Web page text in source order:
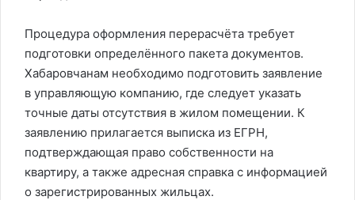
Процедура оформления перерасчёта требует
подготовки определённого пакета документов.
Хабаровчанам необходимо подготовить заявление
в управляющую компанию, где следует указать
точные даты отсутствия в жилом помещении. К
заявлению прилагается выписка из ЕГРН,
подтверждающая право собственности на
квартиру, а также адресная справка с информацией
о зарегистрированных жильцах.